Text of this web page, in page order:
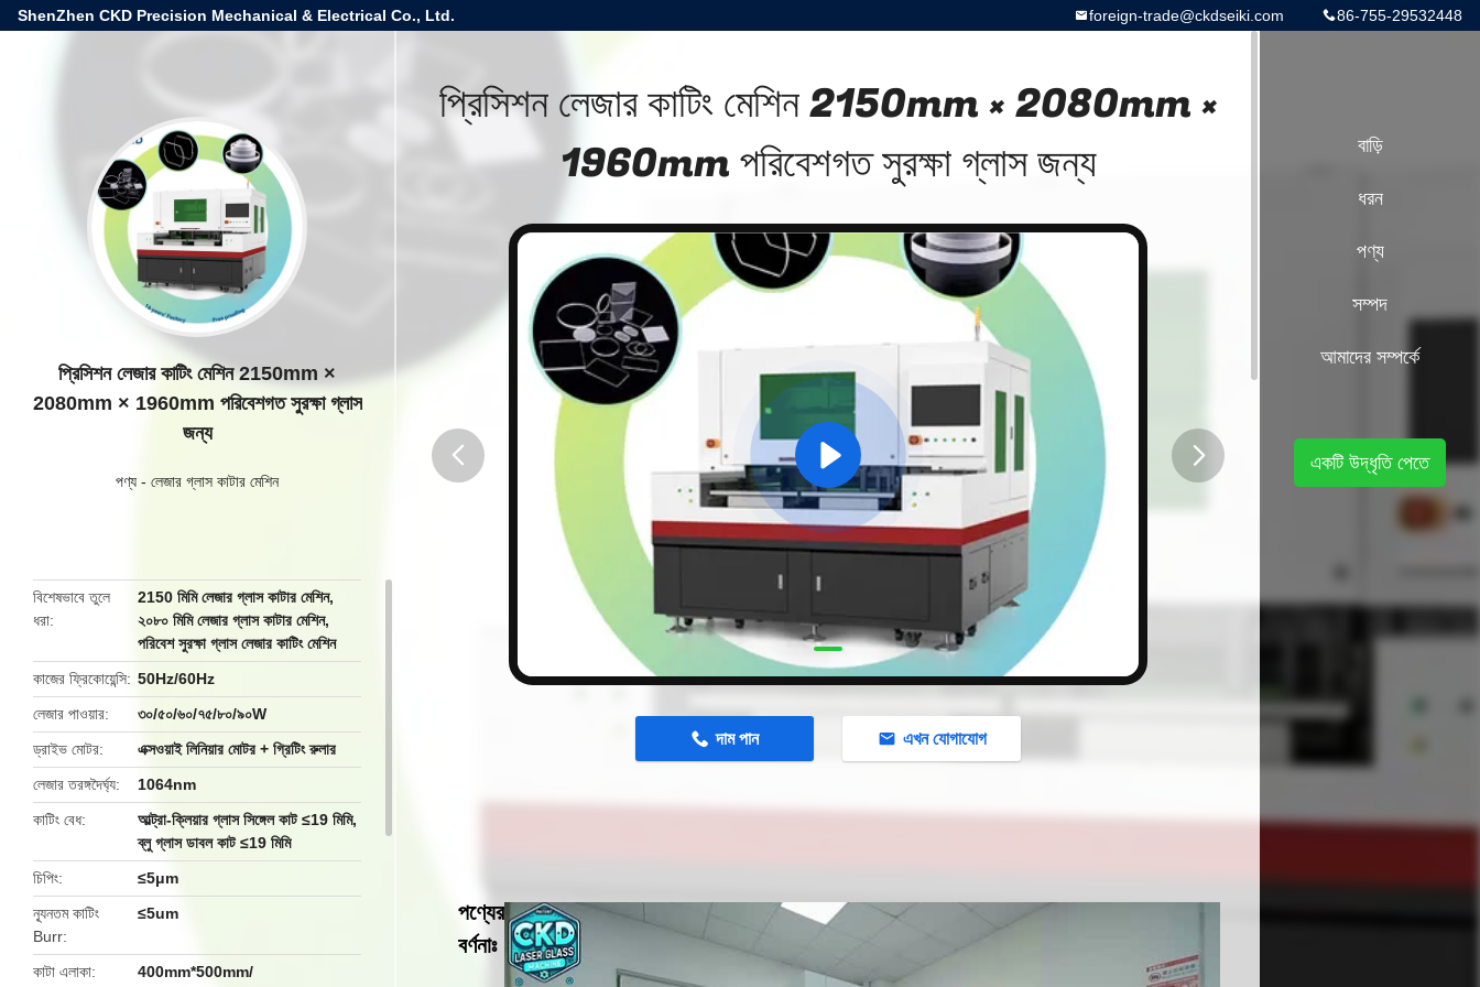
ShenZhen CKD Precision Mechanical & Electrical Co., Ltd. 86-755-29532448
foreign-trade@ckdseiki.com
প্রিসিশন লেজার কাটিং মেশিন 2150mm ×
2080mm × 1960mm পরিবেশগত সুরক্ষা গ্লাস
জন্য
পণ্য - লেজার গ্লাস কাটার মেশিন
বিশেষভাবে তুলে
ধরা
2150 মিমি লেজার গ্লাস কাটার মেশিন,
২০৮০ মিমি লেজার গ্লাস কাটার মেশিন,
পরিবেশ সুরক্ষা গ্লাস লেজার কাটিং মেশিন
কাজের ফ্রিকোয়েন্সি
50Hz/60Hz
লেজার পাওয়ার
৩০/৫০/৬০/৭৫/৮০/৯০W
ড্রাইভ মোটর
এক্সওয়াই লিনিয়ার মোটর + গ্রিটিং রুলার
লেজার তরঙ্গদৈর্ঘ্য
1064nm
কাটিং বেধ
আল্ট্রা-ক্লিয়ার গ্লাস সিঙ্গেল কাট ≤19 মিমি,
ব্লু গ্লাস ডাবল কাট ≤19 মিমি
চিপিং
≤5μm
ন্যূনতম কাটিং
Burr
≤5um
কাটা এলাকা
400mm*500mm/
প্রিসিশন লেজার কাটিং মেশিন 2150mm × 2080mm ×
1960mm পরিবেশগত সুরক্ষা গ্লাস জন্য
button
দাম পান এখন যোগাযোগ
পণ্যের
বর্ণনাঃ
বাড়ি
ধরন
পণ্য
সম্পদ
আমাদের সম্পর্কে
একটি উদ্ধৃতি পেতে